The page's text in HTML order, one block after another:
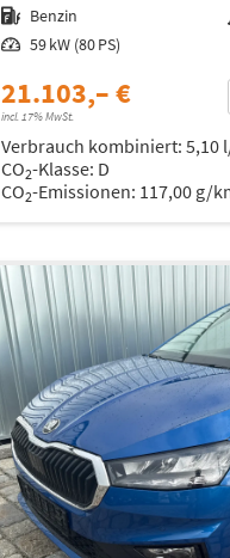
Kraftstoff Benzin
Leistung 59 kW (80 PS)
21.103,– €
incl. 17% MwSt.
Verbrauch kombiniert: 5,10
CO2-Klasse: D
CO2-Emissionen: 117,00 g/